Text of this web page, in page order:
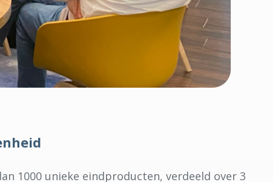
1000 unieke eindproducten, verdeeld over 3